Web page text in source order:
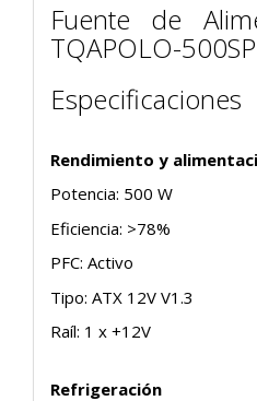
Fuente de
TQAPOLO-500SP
Especificaciones
Rendimiento y
Potencia: 500 W
Eficiencia: >78%
PFC: Activo
Tipo: ATX 12V V1.3
Raíl: 1 x +12V
Refrigeración